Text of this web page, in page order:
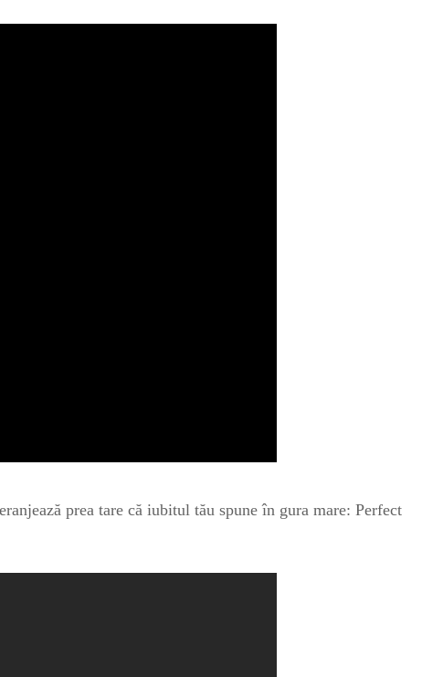
prea tare că iubitul tău spune în gura mare: Perfect